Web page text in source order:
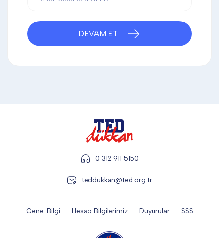
TERMOS & FİNCAN
DEVAM ET
0 312 911 5150
teddukkan@ted.org.tr
Genel Bilgi Hesap Bilgilerimiz Duyurular SSS